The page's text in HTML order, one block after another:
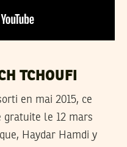
TCHOUFI
en mai 2015, ce
gratuite le 12 mars
Haydar Hamdi y